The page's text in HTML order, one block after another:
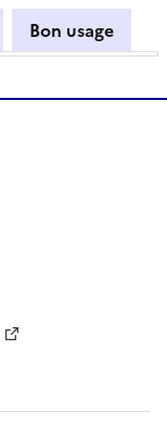
Bon usage